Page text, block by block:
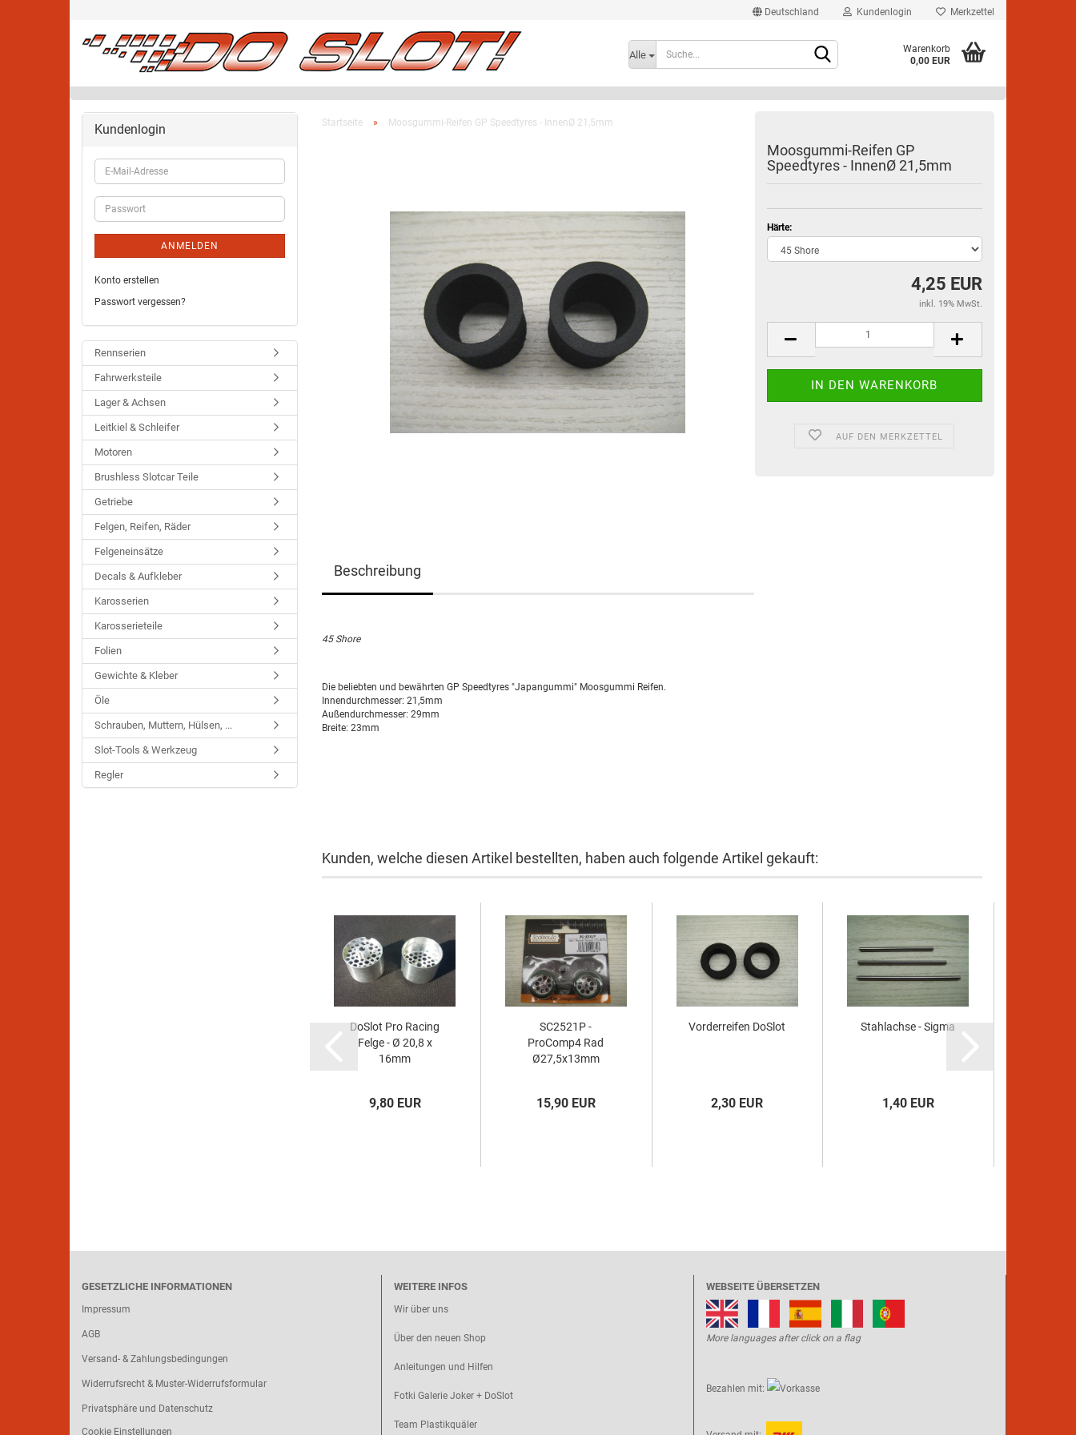
Deutschland
Lieferland
Kundenlogin
Konto erstellen
Passwort vergessen?
Merkzettel
Alle
Warenkorb
0,00 EUR
Startseite » Moosgummi-Reifen GP Speedtyres - InnenØ 21,5mm
Moosgummi-Reifen GP
Speedtyres - InnenØ 21,5mm
Härte:
4,25 EUR
inkl. 19% MwSt.
AUF DEN MERKZETTEL
Beschreibung
45 Shore
Die beliebten und bewährten GP Speedtyres "Japangummi" Moosgummi Reifen.
Innendurchmesser: 21,5mm
Außendurchmesser: 29mm
Breite: 23mm
Kunden, welche diesen Artikel bestellten, haben auch folgende Artikel gekauft:
DoSlot Pro Racing
Felge - Ø 20,8 x
16mm
9,80 EUR
SC2521P -
ProComp4 Rad
Ø27,5x13mm
15,90 EUR
Vorderreifen DoSlot
2,30 EUR
Stahlachse - Sigma
1,40 EUR
Kundenlogin
ANMELDEN
Konto erstellen
Passwort vergessen?
Rennserien
Fahrwerksteile
Lager & Achsen
Leitkiel & Schleifer
Motoren
Brushless Slotcar Teile
Getriebe
Felgen, Reifen, Räder
Felgeneinsätze
Decals & Aufkleber
Karosserien
Karosserieteile
Folien
Gewichte & Kleber
Öle
Schrauben, Muttern, Hülsen, ...
Slot-Tools & Werkzeug
Regler
GESETZLICHE INFORMATIONEN
Impressum
AGB
Versand- & Zahlungsbedingungen
Widerrufsrecht & Muster-Widerrufsformular
Privatsphäre und Datenschutz
Cookie Einstellungen
WEITERE INFOS
Wir über uns
Über den neuen Shop
Anleitungen und Hilfen
Fotki Galerie Joker + DoSlot
Team Plastikquäler
WEBSEITE ÜBERSETZEN
More languages after click on a flag
Bezahlen mit: